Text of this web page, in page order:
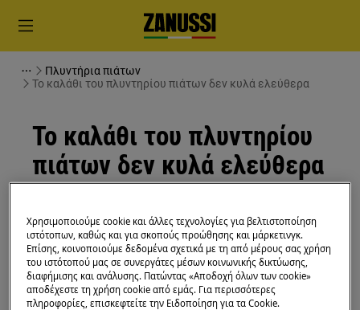
Πλυντήρια πιάτων
Το καλάθι του πλυντηρίου πιάτων δεν κυλά ελεύθερα
Το καλάθι του πλυντηρίου
πιάτων δεν κυλά ελεύθερα
Πρόβλημα:
Το καλάθι του πλυντηρίου πιάτων δεν
κυλά ελεύθερα
Χρησιμοποιούμε cookie και άλλες τεχνολογίες για βελτιστοποίηση
ιστότοπων, καθώς και για σκοπούς προώθησης και μάρκετινγκ.
Επίσης, κοινοποιούμε δεδομένα σχετικά με τη από μέρους σας χρήση
του ιστότοπού μας σε συνεργάτες μέσων κοινωνικής δικτύωσης,
διαφήμισης και ανάλυσης. Πατώντας «Αποδοχή όλων των cookie»
αποδέχεστε τη χρήση cookie από εμάς. Για περισσότερες
πληροφορίες, επισκεφτείτε την Ειδοποίηση για τα Cookie.